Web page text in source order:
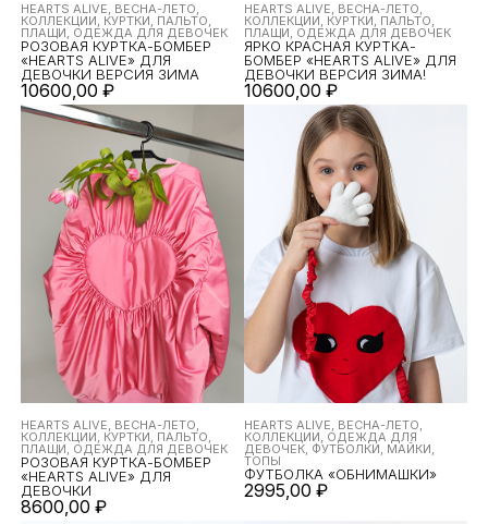
HEARTS ALIVE, ВЕСНА-ЛЕТО,
КОЛЛЕКЦИИ, КУРТКИ, ПАЛЬТО,
ПЛАЩИ, ОДЕЖДА ДЛЯ ДЕВОЧЕК
РОЗОВАЯ КУРТКА-БОМБЕР
«HEARTS ALIVE» ДЛЯ
ДЕВОЧКИ ВЕРСИЯ ЗИМА
10600,00 ₽
HEARTS ALIVE, ВЕСНА-ЛЕТО,
КОЛЛЕКЦИИ, КУРТКИ, ПАЛЬТО,
ПЛАЩИ, ОДЕЖДА ДЛЯ ДЕВОЧЕК
ЯРКО КРАСНАЯ КУРТКА-
БОМБЕР «HEARTS ALIVE» ДЛЯ
ДЕВОЧКИ ВЕРСИЯ ЗИМА!
10600,00 ₽
HEARTS ALIVE, ВЕСНА-ЛЕТО,
КОЛЛЕКЦИИ, КУРТКИ, ПАЛЬТО,
ПЛАЩИ, ОДЕЖДА ДЛЯ ДЕВОЧЕК
РОЗОВАЯ КУРТКА-БОМБЕР
«HEARTS ALIVE» ДЛЯ
ДЕВОЧКИ
8600,00 ₽
HEARTS ALIVE, ВЕСНА-ЛЕТО,
КОЛЛЕКЦИИ, ОДЕЖДА ДЛЯ
ДЕВОЧЕК, ФУТБОЛКИ, МАЙКИ,
ТОПЫ
ФУТБОЛКА «ОБНИМАШКИ»
2995,00 ₽